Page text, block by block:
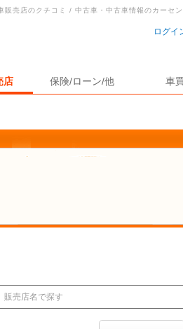
ログイ
店 保険/ローン/他 車
販売店のクチコミ / 中古車・中古車情報のカーセ